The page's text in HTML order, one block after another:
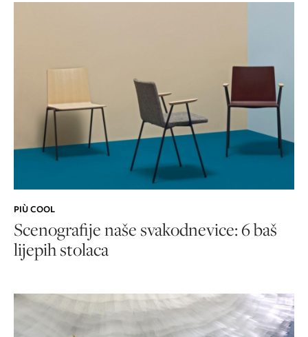
PIÙ COOL
Scenografije naše svakodnevice: 6 baš
lijepih stolaca